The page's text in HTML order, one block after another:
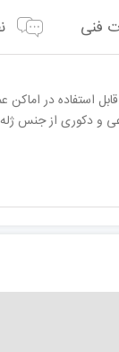
فنی
استفاده در
و دکوری از